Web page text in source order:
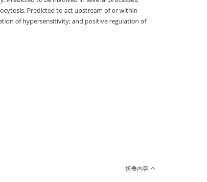
Predicted to act upstream of or within
of hypersensitivity; and positive regulation of
折叠内容